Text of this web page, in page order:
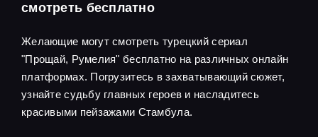
смотреть бесплатно
Желающие могут смотреть турецкий сериал
"Прощай, Румелия" бесплатно на различных онлайн
платформах. Погрузитесь в захватывающий сюжет,
узнайте судьбу главных героев и насладитесь
красивыми пейзажами Стамбула.